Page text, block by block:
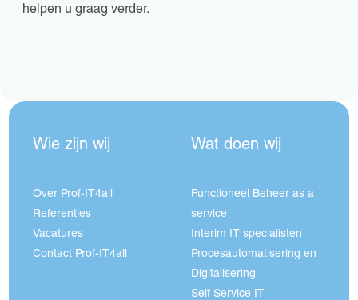
helpen u graag verder.
Wie zijn wij
Over Prof-IT4all
Referenties
Vacatures
Contact Prof-IT4all
Wat doen wij
Functioneel Beheer as a
service
Interim IT specialisten
Procesautomatisering en
Digitalisering
Self Service IT